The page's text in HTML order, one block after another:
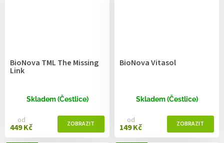
BioNova TML The Missing
Link
Skladem (Čestlice)
od
449 Kč
BioNova Vitasol
Skladem (Čestlice)
od
149 Kč